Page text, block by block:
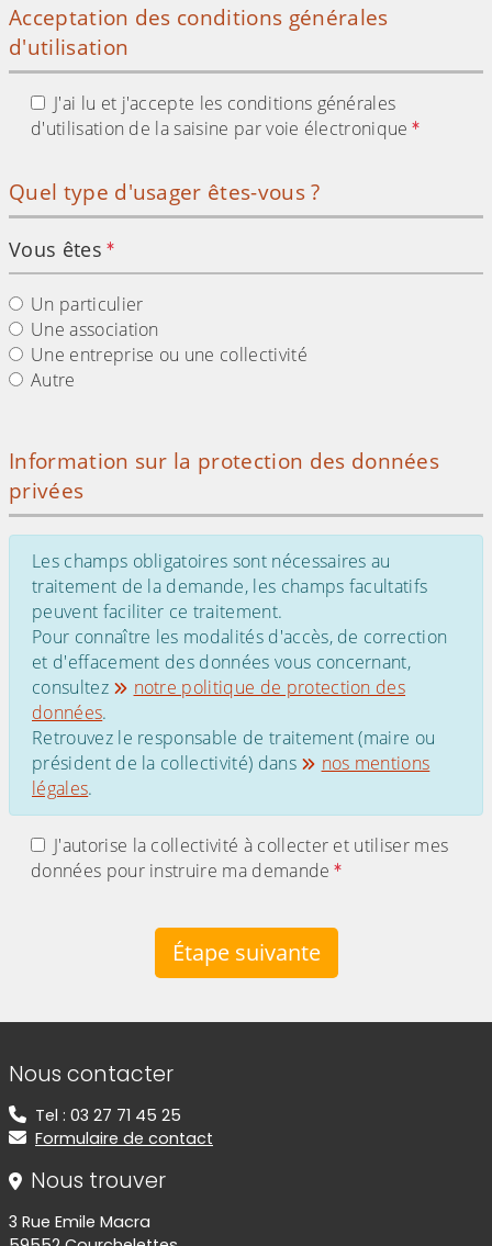
Acceptation des conditions générales
d'utilisation
J'ai lu et j'accepte les conditions générales
d'utilisation de la saisine par voie électronique
Quel type d'usager êtes-vous ?
Vous êtes
Un particulier
Une association
Une entreprise ou une collectivité
Autre
Information sur la protection des données
privées
Les champs obligatoires sont nécessaires au
traitement de la demande, les champs facultatifs
peuvent faciliter ce traitement.
Pour connaître les modalités d'accès, de correction
et d'effacement des données vous concernant,
consultez
notre politique de protection des
données.
Retrouvez le responsable de traitement (maire ou
président de la collectivité) dans
nos mentions
légales.
J'autorise la collectivité à collecter et utiliser mes
données pour instruire ma demande
Étape suivante
Informations de contact
Nous contacter
Tel : 03 27 71 45 25
Formulaire de contact
Nous trouver
3 Rue Emile Macra